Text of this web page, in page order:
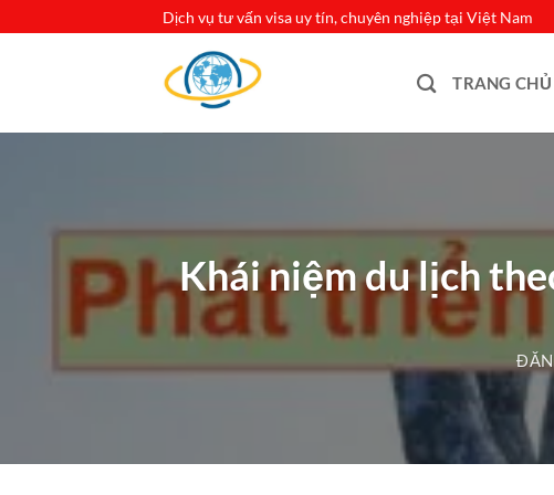
Dịch vụ tư vấn visa uy tín, chuyên nghiệp tại Việt Nam
TRANG CHỦ
Khái niệm du lịch